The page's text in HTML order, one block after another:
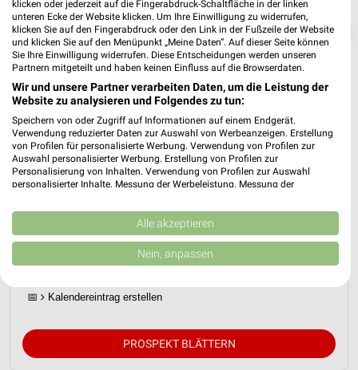
❯
📅 Kalendereintrag erstellen
PROSPEKT BLÄTTERN
klicken oder jederzeit auf die Fingerabdruck-Schaltfläche in der linken
unteren Ecke der Website klicken. Um Ihre Einwilligung zu widerrufen,
klicken Sie auf den Fingerabdruck oder den Link in der Fußzeile der Website
und klicken Sie auf den Menüpunkt „Meine Daten“. Auf dieser Seite können
Sie Ihre Einwilligung widerrufen. Diese Entscheidungen werden unseren
Partnern mitgeteilt und haben keinen Einfluss auf die Browserdaten.
Wir und unsere Partner verarbeiten Daten, um die Leistung der
Website zu analysieren und Folgendes zu tun:
Speichern von oder Zugriff auf Informationen auf einem Endgerät.
Verwendung reduzierter Daten zur Auswahl von Werbeanzeigen. Erstellung
von Profilen für personalisierte Werbung. Verwendung von Profilen zur
Auswahl personalisierter Werbung. Erstellung von Profilen zur
Personalisierung von Inhalten. Verwendung von Profilen zur Auswahl
personalisierter Inhalte. Messung der Werbeleistung. Messung der
Kombinationen von Daten aus verschiedenen Quellen. Entwicklung und
Verbesserung der Angebote. Verwendung reduzierter Daten zur Auswahl
von Inhalten.
Daten können außerhalb der Europäischen Union weitergegeben und in die
Website/App.
Wir nutzen Ihre Daten für folgende Zwecke:
IAB-Verarbeitungszwecke:
Alle akzeptieren
Nein, anpassen